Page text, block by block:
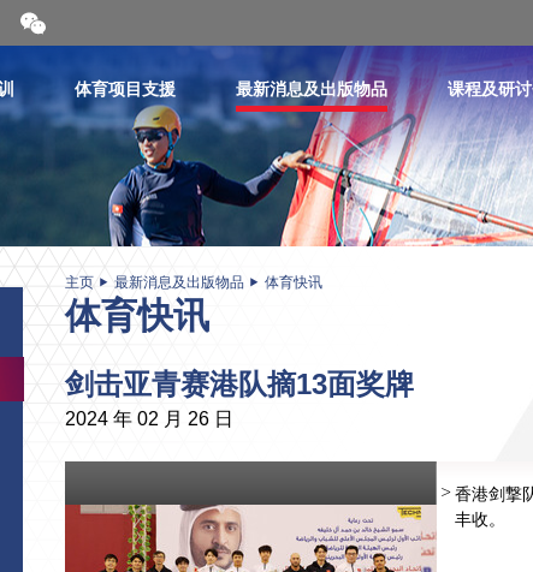
开
合
维
体育项目支援 最新消息及出版物品 课程及研
主页 最新消息及出版物品 体育快讯
体育快讯
剑击亚青赛港队摘13面奖牌
2024 年 02 月 26 日
香港剑撃
丰收。